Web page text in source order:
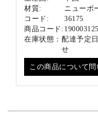
材質:
ニューボ
コード:
36175
商品コード:
在庫状態： 配達予定
せ
この商品について